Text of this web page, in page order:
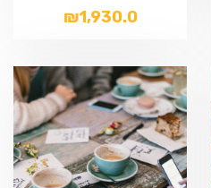
₪1,930.0